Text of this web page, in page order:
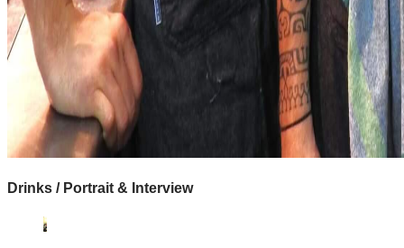
Drinks / Portrait & Interview